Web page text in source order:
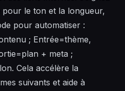
le ton et la longueur,
pour automatiser :
; Entrée=thème,
+ meta ;
. Cela accélère la
suivants et aide à